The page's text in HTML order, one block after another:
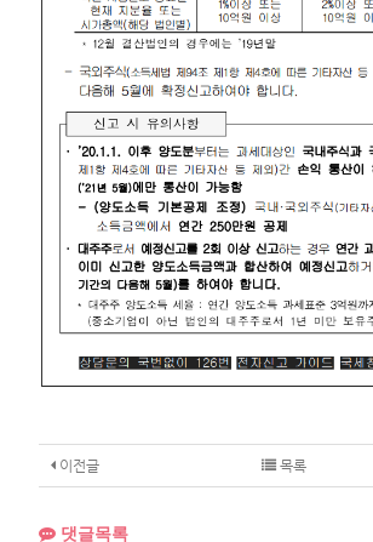
이전글 목록
댓글목록